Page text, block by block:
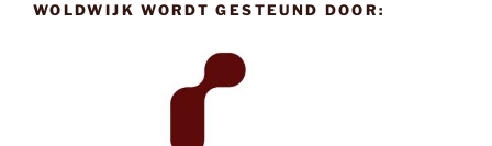
WOLDWIJK WORDT GESTEUND DOOR: